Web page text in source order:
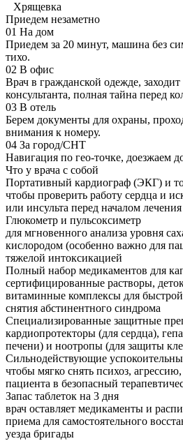
Хрящевка
Приедем незаметно
01 На дом
Приедем за 20 минут, машина без
тихо.
02 В офис
Врач в гражданской одежде,
консультанта, полная тайна перед
03 В отель
Берем документы для охраны,
внимания к номеру.
04 За город/СНТ
Навигация по гео-точке, доезжаем
Что у врача с собой
Портативный кардиограф (ЭКГ) и
чтобы проверить работу сердца и
или инсульта перед началом лечения
Глюкометр и пульсоксиметр
для мгновенного анализа уровня
кислородом (особенно важно для
тяжелой интоксикацией
Полный набор медикаментов для
сертифицированные растворы,
витаминные комплексы для
снятия абстинентного синдрома
Специализированные защитные
кардиопротекторы (для сердца),
печени) и ноотропы (для защиты
Сильнодействующие
чтобы мягко снять психоз,
пациента в безопасный
Запас таблеток на 3 дня
врач оставляет медикаменты и
приема для самостоятельного
уезда бригады